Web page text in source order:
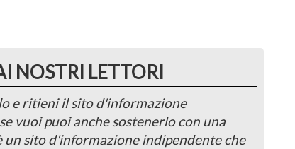
NOSTRI LETTORI
e ritieni il sito d'informazione
vuoi puoi anche sostenerlo con una
sito d'informazione indipendente che